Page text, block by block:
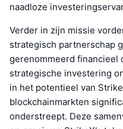
naadloze
Verder in zijn missie
strategisch partnerschap
gerenommeerd financieel
strategische investering
in het potentieel van
blockchainmarkten
onderstreept. Deze